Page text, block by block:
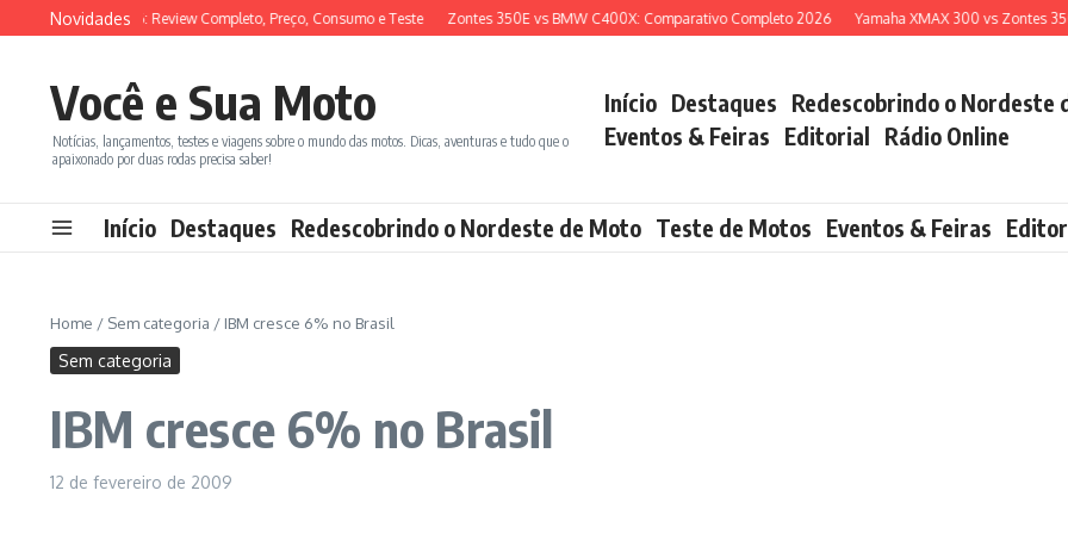
Ir para o conteúdo
Novidades
ADX 150 2026: Review Completo, Preço, Consumo e Teste Zontes 350E vs BMW C400X: Comparativo Completo 2026 Yamaha XMAX 300 vs Zontes
Você e Sua Moto
Notícias, lançamentos, testes e viagens sobre o mundo das motos. Dicas, aventuras e tudo que o
apaixonado por duas rodas precisa saber!
Início Destaques Redescobrindo o Nordeste
Eventos & Feiras Editorial Rádio Online
Início Destaques Redescobrindo o Nordeste de Moto Teste de Motos Eventos & Feiras
Home / Sem categoria / IBM cresce 6% no Brasil
Sem categoria
IBM cresce 6% no Brasil
12 de fevereiro de 2009